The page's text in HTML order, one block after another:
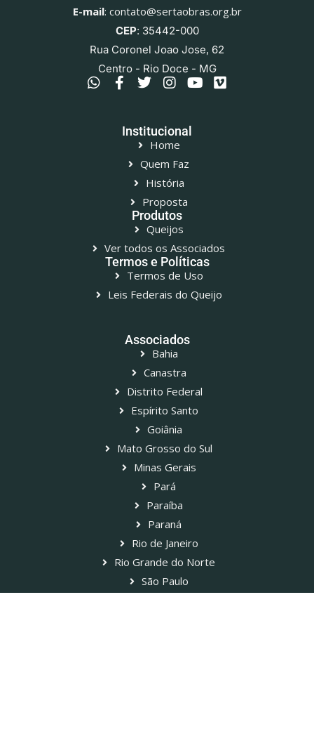
E-mail: contato@sertaobras.org.br
CEP: 35442-000
Rua Coronel Joao Jose, 62
Centro - Rio Doce - MG
Institucional
Home
Quem Faz
História
Proposta
Produtos
Queijos
Ver todos os Associados
Termos e Políticas
Termos de Uso
Leis Federais do Queijo
Associados
Bahia
Canastra
Distrito Federal
Espírito Santo
Goiânia
Mato Grosso do Sul
Minas Gerais
Pará
Paraíba
Paraná
Rio de Janeiro
Rio Grande do Norte
São Paulo